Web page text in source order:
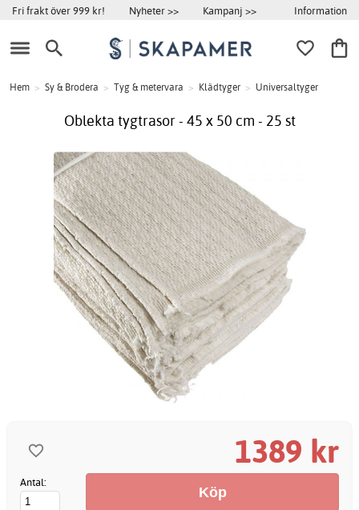
Fri frakt över 999 kr! Nyheter >> Kampanj >> Information
Hem > Sy & Brodera > Tyg & metervara > Klädtyger > Universaltyger
Oblekta tygtrasor - 45 x 50 cm - 25 st
1389 kr
Antal: